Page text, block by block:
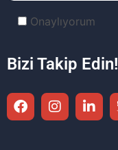
Onaylıyorum
Bizi Takip Edin!